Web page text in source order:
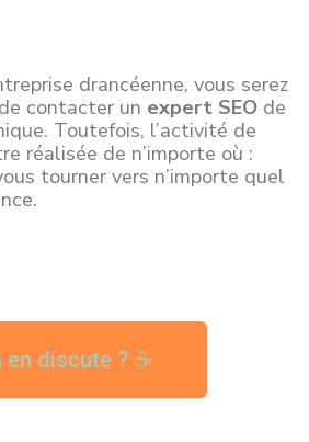
drancéenne, vous serez
contacter un expert SEO de
Toutefois, l’activité de
réalisée de n’importe où :
tourner vers n’importe quel
en discute ? ☕